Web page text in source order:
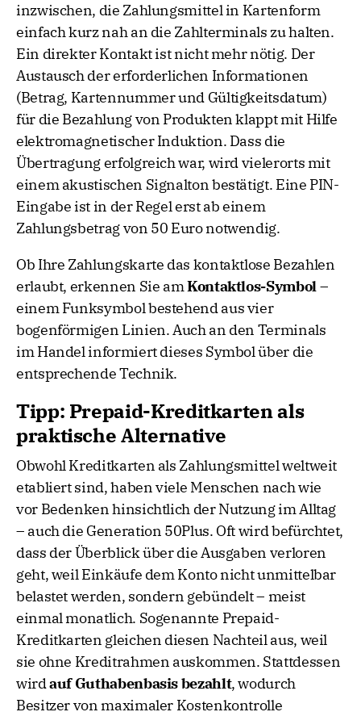
inzwischen, die Zahlungsmittel in Kartenform
einfach kurz nah an die Zahlterminals zu halten.
Ein direkter Kontakt ist nicht mehr nötig. Der
Austausch der erforderlichen Informationen
(Betrag, Kartennummer und Gültigkeitsdatum)
für die Bezahlung von Produkten klappt mit Hilfe
elektromagnetischer Induktion. Dass die
Übertragung erfolgreich war, wird vielerorts mit
einem akustischen Signalton bestätigt. Eine PIN-
Eingabe ist in der Regel erst ab einem
Zahlungsbetrag von 50 Euro notwendig.
Ob Ihre Zahlungskarte das kontaktlose Bezahlen
erlaubt, erkennen Sie amKontaktlos-Symbol–
einem Funksymbol bestehend aus vier
bogenförmigen Linien. Auch an den Terminals
im Handel informiert dieses Symbol über die
entsprechende Technik.
Tipp: Prepaid-Kreditkarten als
praktische Alternative
Obwohl Kreditkarten als Zahlungsmittel weltweit
etabliert sind, haben viele Menschen nach wie
vor Bedenken hinsichtlich der Nutzung im Alltag
– auch die Generation 50Plus. Oft wird befürchtet,
dass der Überblick über die Ausgaben verloren
geht, weil Einkäufe dem Konto nicht unmittelbar
belastet werden, sondern gebündelt – meist
einmal monatlich. Sogenannte Prepaid-
Kreditkarten gleichen diesen Nachteil aus, weil
sie ohne Kreditrahmen auskommen. Stattdessen
wirdauf Guthabenbasis bezahlt, wodurch
Besitzer von maximaler Kostenkontrolle